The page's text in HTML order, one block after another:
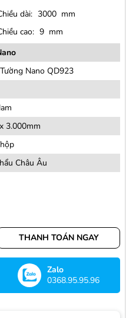
dài: 3000 mm
cao: 9 mm
Nano QD923
3.000mm
Châu Âu
THANH TOÁN NGAY
Zalo
0368.95.95.96